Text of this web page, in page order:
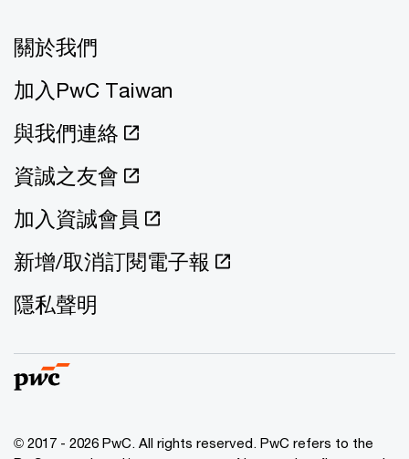
關於我們
加入PwC Taiwan
與我們連絡
資誠之友會
加入資誠會員
新增/取消訂閱電子報
隱私聲明
© 2017 - 2026 PwC. All rights reserved. PwC refers to the